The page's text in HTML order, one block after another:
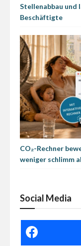
Stellenabbau und
Beschäftigte
CO₂-Rechner
weniger schlimm
Social Media